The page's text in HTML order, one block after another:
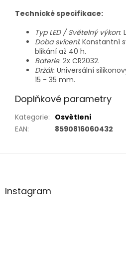
Technické specifikace:
Typ LED / Světelný výkon:
Doba svícení: Konstantní
blikání až 40 h.
Baterie: 2x CR2032.
Držák: Universální
15 - 35 mm.
Doplňkové parametry
Kategorie: Osvětlení
EAN: 8590816060432
Z
aInstagram